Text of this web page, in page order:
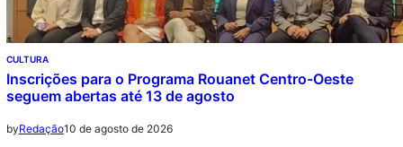
CULTURA
Inscrições para o Programa Rouanet Centro-Oeste
seguem abertas até 13 de agosto
byRedação10 de agosto de 2026